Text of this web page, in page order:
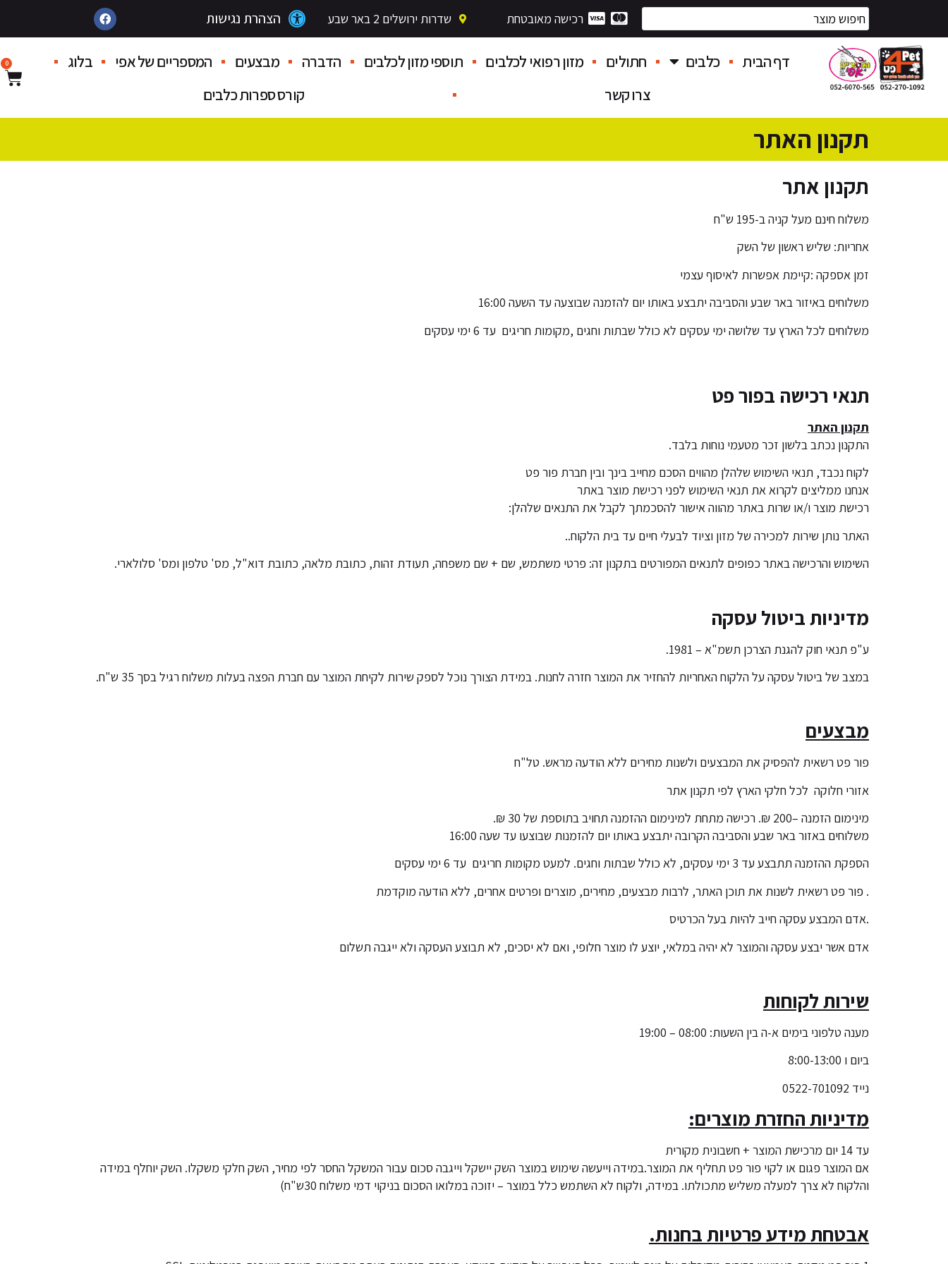
רכישה מאובטחת שדרות ירושלים 2 באר שבע הצהרת נגישות
דף הבית כלבים חתולים מזון רפואי לכלבים תוספי מזון לכלבים הדברה מבצעים המספריים של אפי
בלוג
צרו קשר
קורס ספרות כלבים
0
תקנון האתר
תקנון אתר
משלוח חינם מעל קניה ב-195 ש"ח
אחריות: שליש ראשון של השק
זמן אספקה :קיימת אפשרות לאיסוף עצמי
משלוחים באיזור באר שבע והסביבה יתבצע באותו יום להזמנה שבוצעה עד השעה 16:00
משלוחים לכל הארץ עד שלושה ימי עסקים לא כולל שבתות וחגים ,מקומות חריגים עד 6 ימי עסקים
תנאי רכישה בפור פט
תקנון האתר
התקנון נכתב בלשון זכר מטעמי נוחות בלבד.
לקוח נכבד, תנאי השימוש שלהלן מהווים הסכם מחייב בינך ובין חברת פור פט
אנחנו ממליצים לקרוא את תנאי השימוש לפני רכישת מוצר באתר
רכישת מוצר ו/או שרות באתר מהווה אישור להסכמתך לקבל את התנאים שלהלן:
האתר נותן שירות למכירה של מזון וציוד לבעלי חיים עד בית הלקוח..
השימוש והרכישה באתר כפופים לתנאים המפורטים בתקנון זה: פרטי משתמש, שם + שם משפחה, תעודת זהות, כתובת מלאה, כתובת דוא"ל, מס' טלפון ומס' סלולארי.
מדיניות ביטול עסקה
ע"פ תנאי חוק להגנת הצרכן תשמ"א – 1981.
במצב של ביטול עסקה על הלקוח האחריות להחזיר את המוצר חזרה לחנות. במידת הצורך נוכל לספק שירות לקיחת המוצר עם חברת הפצה בעלות משלוח רגיל בסך 35 ש"ח.
מבצעים
פור פט רשאית להפסיק את המבצעים ולשנות מחירים ללא הודעה מראש. טל"ח
אזורי חלוקה לכל חלקי הארץ לפי תקנון אתר
מינימום הזמנה –200 ₪. רכישה מתחת למינימום ההזמנה תחויב בתוספת של 30 ₪.
משלוחים באזור באר שבע והסביבה הקרובה יתבצע באותו יום להזמנות שבוצעו עד שעה 16:00
הספקת ההזמנה תתבצע עד 3 ימי עסקים, לא כולל שבתות וחגים. למעט מקומות חריגים עד 6 ימי עסקים
. פור פט רשאית לשנות את תוכן האתר, לרבות מבצעים, מחירים, מוצרים ופרטים אחרים, ללא הודעה מוקדמת
.אדם המבצע עסקה חייב להיות בעל הכרטיס
אדם אשר יבצע עסקה והמוצר לא יהיה במלאי, יוצע לו מוצר חלופי, ואם לא יסכים, לא תבוצע העסקה ולא ייגבה תשלום
שירות לקוחות
מענה טלפוני בימים א-ה בין השעות: 08:00 – 19:00
ביום ו 8:00-13:00
נייד 0522-701092
מדיניות החזרת מוצרים:
עד 14 יום מרכישת המוצר + חשבונית מקורית
אם המוצר פגום או לקוי פור פט תחליף את המוצר.במידה וייעשה שימוש במוצר השק יישקל וייגבה סכום עבור המשקל החסר לפי מחיר, השק חלקי משקלו. השק יוחלף במידה
והלקוח לא צרך למעלה משליש מתכולתו. במידה, ולקוח לא השתמש כלל במוצר – יזוכה במלואו הסכום בניקוי דמי משלוח 30ש"ח)
אבטחת מידע פרטיות בחנות.